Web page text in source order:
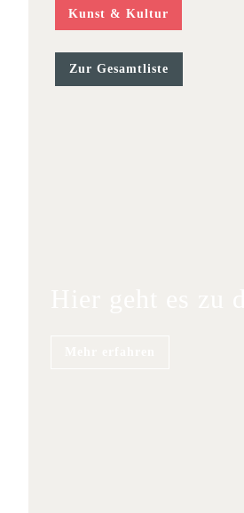
Hier geht es zu
Kunst & Kultur
Zur Gesamtliste